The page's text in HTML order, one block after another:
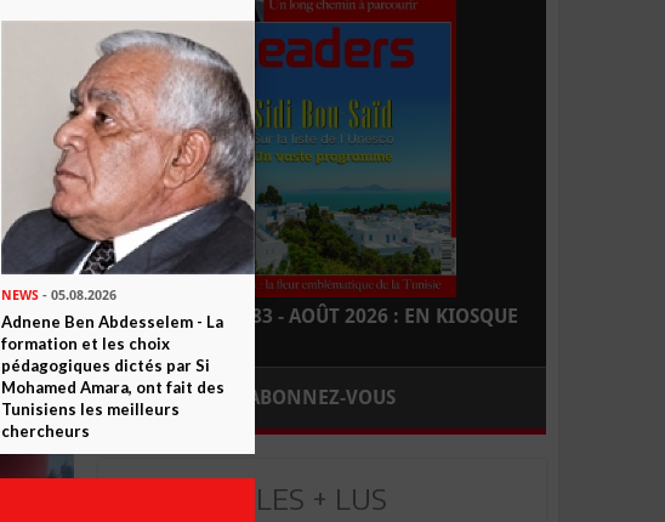
LEADERS N° 183 - AOÛT 2026 : EN KIOSQUE
ABONNEZ-VOUS
LES + LUS
NEWS- 05.08.2026
Adnene Ben Abdesselem - La
formation et les choix
pédagogiques dictés par Si
Mohamed Amara, ont fait des
Tunisiens les meilleurs
chercheurs